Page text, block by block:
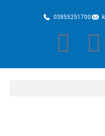
03855251700